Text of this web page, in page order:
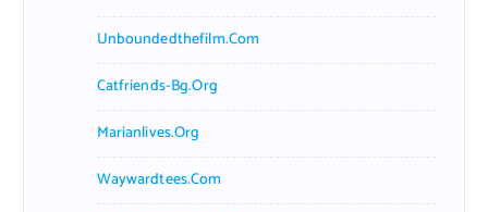
Unboundedthefilm.com
Catfriends-Bg.org
Marianlives.org
Waywardtees.com